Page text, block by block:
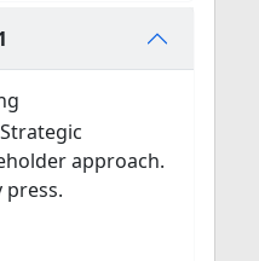
approach.
press.